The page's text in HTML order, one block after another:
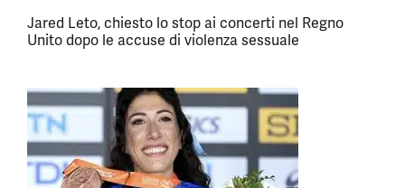
Jared Leto, chiesto lo stop ai concerti nel Regno
Unito dopo le accuse di violenza sessuale